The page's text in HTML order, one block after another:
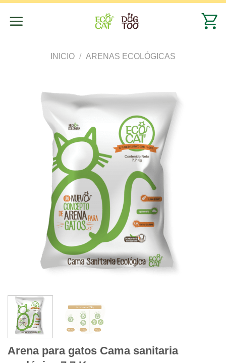
Saltar
INICIO / ARENAS ECOLÓGICAS
Arena para gatos Cama sanitaria